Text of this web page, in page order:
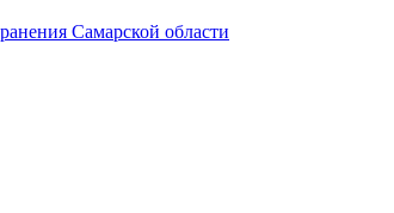
Самарской области